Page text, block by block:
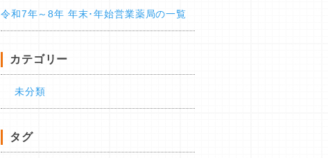
令和7年～8年 年末･年始営業薬局の一覧
カテゴリー
未分類
タグ